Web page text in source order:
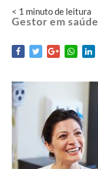
< 1 minutode leitura
Gestor em saúde